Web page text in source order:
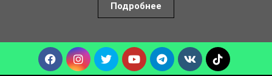
Подробнее